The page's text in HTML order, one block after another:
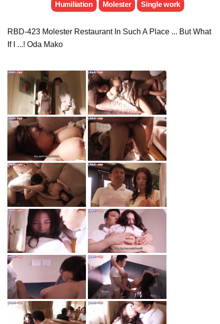
Humiliation
Molester Single work
RBD-423 Molester Restaurant In Such A Place ... But What
If I ...! Oda Mako